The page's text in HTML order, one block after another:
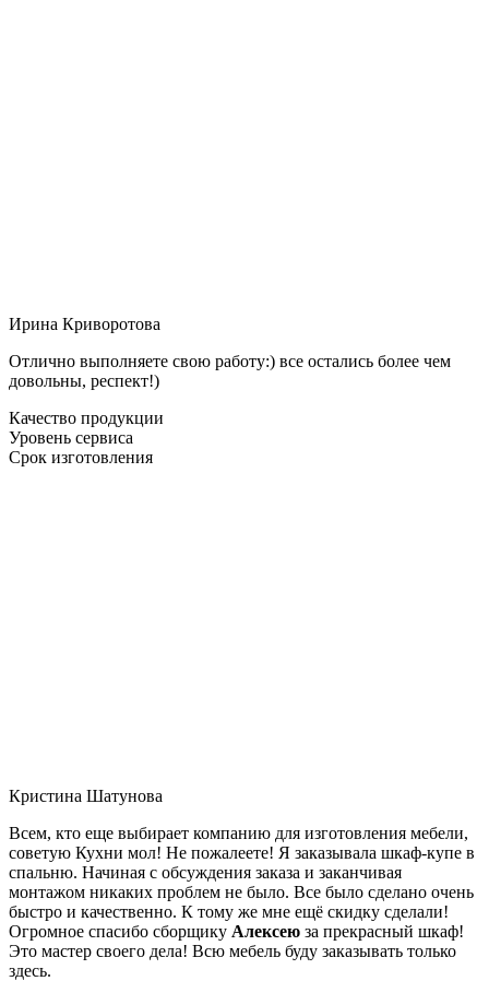
Ирина Криворотова
Отлично выполняете свою работу:) все остались более чем
довольны, респект!)
Качество продукции
Уровень сервиса
Срок изготовления
Кристина Шатунова
Всем, кто еще выбирает компанию для изготовления мебели,
советую Кухни мол! Не пожалеете! Я заказывала шкаф-купе в
спальню. Начиная с обсуждения заказа и заканчивая
монтажом никаких проблем не было. Все было сделано очень
быстро и качественно. К тому же мне ещё скидку сделали!
Огромное спасибо сборщику Алексею за прекрасный шкаф!
Это мастер своего дела! Всю мебель буду заказывать только
здесь.